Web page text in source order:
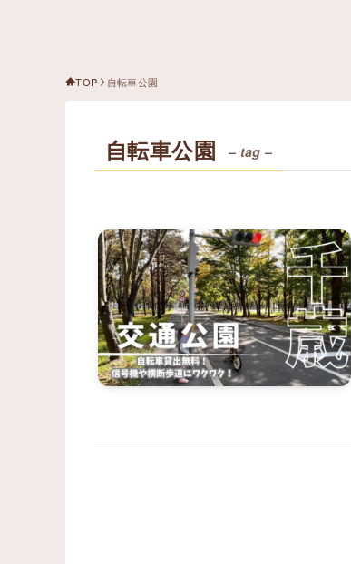
TOP 自転車公園
自転車公園 – tag –